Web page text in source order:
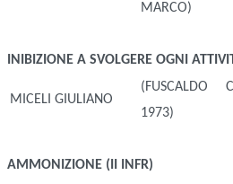
MARCO)
INIBIZIONE A SVOLGERE OGNI
MICELI GIULIANO
(FUSCALDO
1973)
AMMONIZIONE (II INFR)